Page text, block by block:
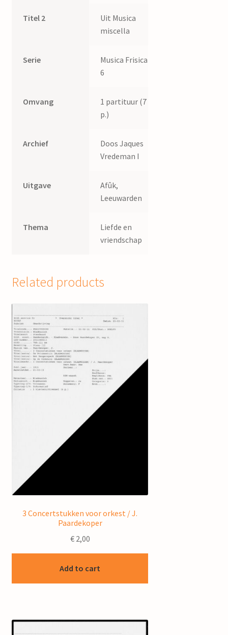
Titel 2
Uit Musica
miscella
Serie
Musica Frisica
6
Omvang
1 partituur (7
p.)
Archief
Doos Jaques
Vredeman I
Uitgave
Afûk,
Leeuwarden
Thema
Liefde en
vriendschap
Related products
3 Concertstukken voor orkest / J.
Paardekoper
€2,00
Add to cart